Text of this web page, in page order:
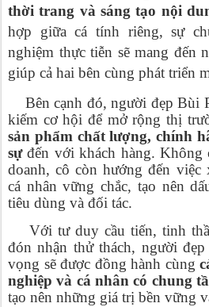
thời trang và sáng tạo nội
hợp giữa cá tính riêng, sự
nghiệm thực tiễn sẽ mang đến
giúp cả hai bên cùng phát triển
Bên cạnh đó, người đẹp Bùi
kiếm cơ hội để mở rộng thị
sản phẩm chất lượng, chính
sựđến với khách hàng. Không
doanh, cô còn hướng đến việc
cá nhân vững chắc, tạo nên
tiêu dùng và đối tác.
Với tư duy cầu tiến, tinh
đón nhận thử thách, người
vọng sẽ được đồng hành cùng
nghiệp và cá nhân có chung
tạo nên những giá trị bền vững